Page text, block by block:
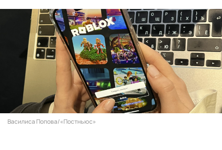
Василиса Попова/«Постньюс»